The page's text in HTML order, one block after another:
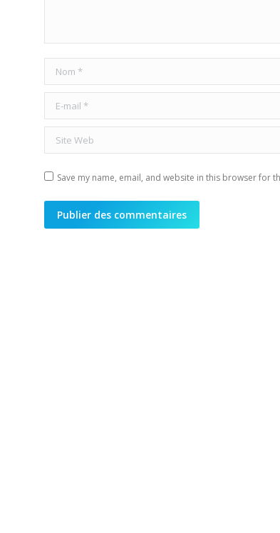
Nom *
E-mail *
Site Web
Save my name, email, and website in this browser for
Publier des commentaires